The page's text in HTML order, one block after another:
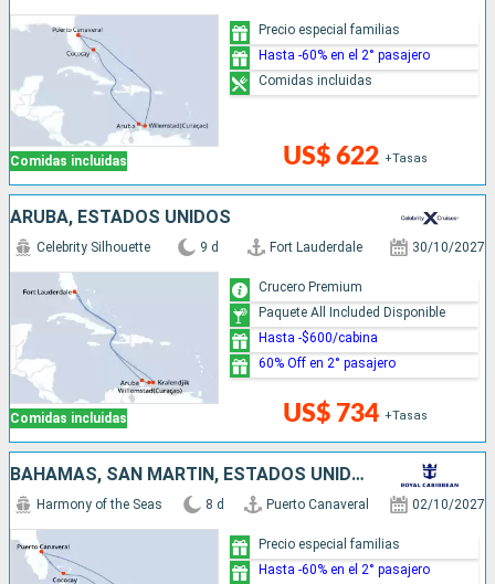
Comidas incluidas US$ 622 +Tasas
Precio especial familias
Hasta -60% en el 2° pasajero
Comidas incluidas
ARUBA, ESTADOS UNIDOS
Comidas incluidas
Celebrity Silhouette 9 d Fort Lauderdale 30/10/2027
US$ 734 +Tasas
Crucero Premium
Paquete All Included Disponible
Hasta -$600/cabina
60% Off en 2° pasajero
BAHAMAS, SAN MARTÍN, ESTADOS UNIDOS
Harmony of the Seas 8 d Puerto Canaveral 02/10/2027
Precio especial familias
Hasta -60% en el 2° pasajero